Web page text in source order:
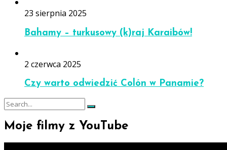
23 sierpnia 2025
Bahamy – turkusowy (k)raj Karaibów!
2 czerwca 2025
Czy warto odwiedzić Colón w Panamie?
Search
Search
Moje filmy z YouTube